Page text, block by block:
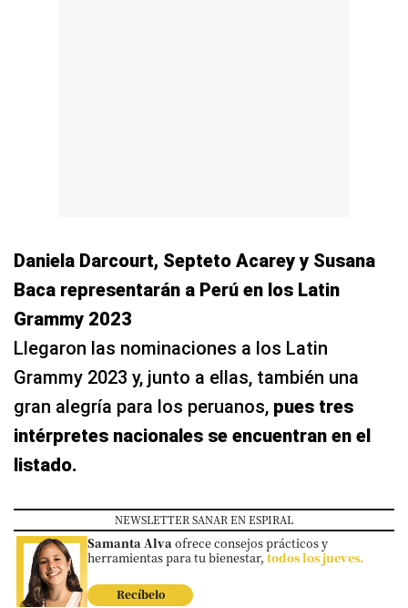
Daniela Darcourt, Septeto Acarey y Susana
Baca representarán a Perú en los Latin
Grammy 2023
Llegaron las nominaciones a los Latin
Grammy 2023 y, junto a ellas, también una
gran alegría para los peruanos, pues tres
intérpretes nacionales se encuentran en el
listado.
NEWSLETTER SANAR EN ESPIRAL
Samanta Alvaofrece consejos prácticos y
herramientas para tu bienestar, todos los jueves.
Recíbelo